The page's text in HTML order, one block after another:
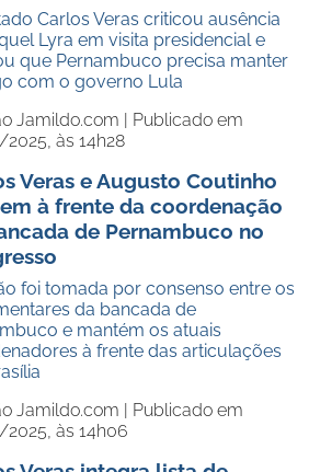
Carlos Veras criticou ausência
Lyra em visita presidencial e
que Pernambuco precisa manter
com o governo Lula
Jamildo.com | Publicado em
às 14h28
Veras e Augusto Coutinho
à frente da coordenação
de Pernambuco no
foi tomada por consenso entre os
da bancada de
e mantém os atuais
à frente das articulações
Jamildo.com | Publicado em
às 14h06